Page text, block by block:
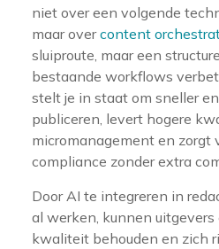
niet over een volgende
maar overcontent
sluiproute, maar een
bestaande workflows
stelt je in staat om sneller
publiceren, levert hogere
micromanagement en zorgt
compliance zonder extra
Door AI te integreren in
al werken, kunnen
kwaliteit behouden en zich